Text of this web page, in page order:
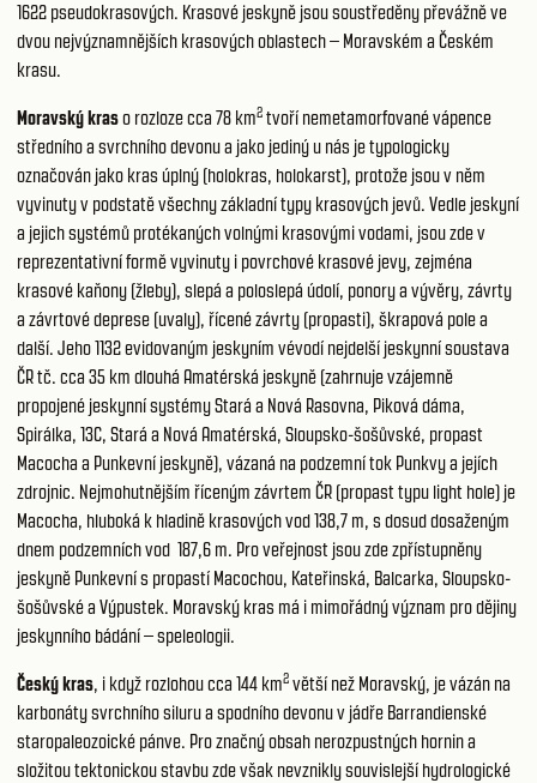
1622 pseudokrasových. Krasové jeskyně jsou soustředěny převážně ve
dvou nejvýznamnějších krasových oblastech – Moravském a Českém
krasu.
Moravský kraso rozloze cca 78 km2 tvoří nemetamorfované vápence
středního a svrchního devonu a jako jediný u nás je typologicky
označován jako kras úplný (holokras, holokarst), protože jsou v něm
vyvinuty v podstatě všechny základní typy krasových jevů. Vedle jeskyní
a jejich systémů protékaných volnými krasovými vodami, jsou zde v
reprezentativní formě vyvinuty i povrchové krasové jevy, zejména
krasové kaňony (žleby), slepá a poloslepá údolí, ponory a vývěry, závrty
a závrtové deprese (uvaly), řícené závrty (propasti), škrapová pole a
další. Jeho 1132 evidovaným jeskyním vévodí nejdelší jeskynní soustava
ČR tč. cca 35 km dlouhá Amatérská jeskyně (zahrnuje vzájemně
propojené jeskynní systémy Stará a Nová Rasovna, Piková dáma,
Spirálka, 13C, Stará a Nová Amatérská, Sloupsko-šošůvské, propast
Macocha a Punkevní jeskyně), vázaná na podzemní tok Punkvy a jejích
zdrojnic. Nejmohutnějším říceným závrtem ČR (propast typu light hole) je
Macocha, hluboká k hladině krasových vod 138,7 m, s dosud dosaženým
dnem podzemních vod 187,6 m. Pro veřejnost jsou zde zpřístupněny
jeskyně Punkevní s propastí Macochou, Kateřinská, Balcarka, Sloupsko-
šošůvské a Výpustek. Moravský kras má i mimořádný význam pro dějiny
jeskynního bádání – speleologii.
Český kras, i když rozlohou cca 144 km2 větší než Moravský, je vázán na
karbonáty svrchního siluru a spodního devonu v jádře Barrandienské
staropaleozoické pánve. Pro značný obsah nerozpustných hornin a
složitou tektonickou stavbu zde však nevznikly souvislejší hydrologické